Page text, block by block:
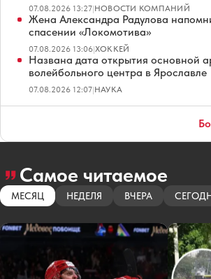
07.08.2026 13:27|НОВОСТИ КОМПАНИЙ
Жена Александра Радулова
спасении «Локомотива»
07.08.2026 13:06|ХОККЕЙ
Названа дата открытия основной
волейбольного центра в Ярославле
07.08.2026 12:07|НАУКА
Самое читаемое
МЕСЯЦ НЕДЕЛЯ ВЧЕРА